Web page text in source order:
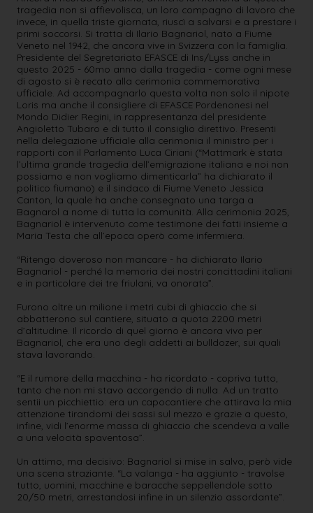
tragedia non si affievolisca, un loro compagno di lavoro che
invece, in quella triste giornata, riuscì a salvarsi e a prestare i
primi soccorsi. Si tratta di Ilario Bagnariol, nato a Fiume
Veneto nel 1942, che ancora vive in Svizzera con la famiglia.
Presidente del Segretariato EFASCE di Ins/Lyss anche in
questo 2025 - 60mo anno dalla tragedia - come ogni mese
di agosto si è recato alla cerimonia commemorativa
ufficiale. Ad accompagnarlo questa volta non solo il nipote
Loris ma anche il consigliere di EFASCE Pordenonesi nel
Mondo Didier Regini, in rappresentanza del presidente
Angioletto Tubaro e di tutto il consiglio direttivo. Presenti
nella delegazione ufficiale alla cerimonia il ministro per i
rapporti con il Parlamento Luca Ciriani (“Mattmark è stata
l’ultima grande tragedia dell’emigrazione italiana e noi non
possiamo e non vogliamo dimenticarla” ha dichiarato il
politico fiumano) e il sindaco di Fiume Veneto Jessica
Canton, la quale ha anche consegnato una targa a
Bagnarol a nome di tutta la comunità. Alla cerimonia 2025,
Bagnariol è intervenuto come testimone dei fatti insieme a
Maria Testa che all’epoca operò come infermiera.
“Ritengo doveroso non mancare - ha dichiarato Ilario
Bagnariol - perché la memoria dei nostri concittadini italiani
e in particolare dei tre friulani, va onorata”.
Furono oltre un milione i metri cubi di ghiaccio che si
abbatterono sul cantiere, situato a quota 2200 metri
d’altitudine. Il ricordo di quel giorno è ancora vivo per
Bagnariol, che era uno degli addetti ai bulldozer, sui quali
stava lavorando.
“E il rumore della macchina - ha ricordato - copriva tutto,
tanto che non mi stavo accorgendo di nulla. Ad un tratto
sentii un picchiettio: era un capocantiere che attirava la mia
attenzione tirandomi dei sassi sul mezzo e grazie a questo,
infine, vidi l’enorme massa di ghiaccio che scendeva a valle
a una velocità spaventosa”.
Un attimo, ma decisivo: Bagnariol si mise in salvo, però vide
una scena straziante. “La valanga - ha aggiunto - travolse
tutto, uomini, macchine e baracche seppellendole sotto
20/50 metri, arrestandosi infine in un silenzio assordante”.